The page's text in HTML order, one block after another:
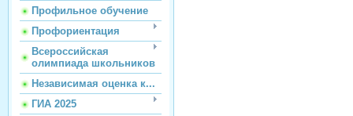
Профильное обучение
Профориентация
Всероссийская
олимпиада школьников
Независимая оценка к...
ГИА 2025